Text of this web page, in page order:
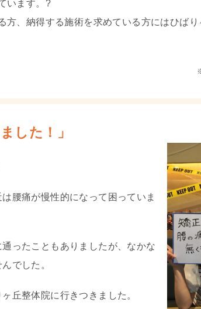
います。 ?
方、納得する施術を求めている方にはひばり
した！」
腰痛が慢性的になって困っていま
ったこともありましたが、なかな
でした。
丘整体院に行きつきました。